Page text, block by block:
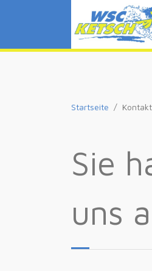
Startseite Kontakt
Sie
uns